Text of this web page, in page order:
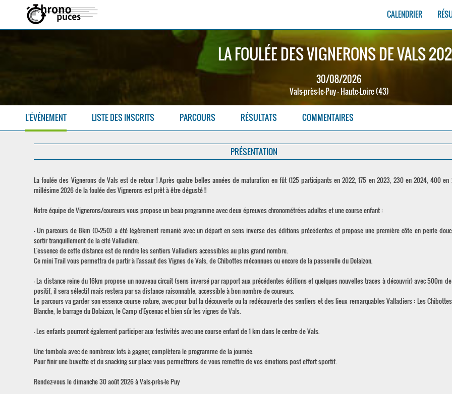
CALENDRIER
LA FOULÉE DES VIGNERONS DE VALS
30/08/2026
Vals-près-le-Puy - Haute-Loire (43)
L'ÉVÉNEMENT LISTE DES INSCRITS PARCOURS RÉSULTATS COMMENTAIRES
PRÉSENTATION
La foulée des Vignerons de Vals est de retour ! Après quatre belles années de maturation en fût (125 participants en 2022, 175 en 2023, 230 en 2024, 400 en
millésime 2026 de la foulée des Vignerons est prêt à être dégusté !!
Notre équipe de Vignerons/coureurs vous propose un beau programme avec deux épreuves chronométrées adultes et une course enfant :
- Un parcours de 8km (D+250) a été légèrement remanié avec un départ en sens inverse des éditions précédentes et propose une première côte en pente
sortir tranquillement de la cité Valladière.
L'essence de cette distance est de rendre les sentiers Valladiers accessibles au plus grand nombre.
Ce mini Trail vous permettra de partir à l'assaut des Vignes de Vals, de Chibottes méconnues ou encore de la passerelle du Dolaizon.
- La distance reine du 16km propose un nouveau circuit (sens inversé par rapport aux précédentes éditions et quelques nouvelles traces à découvrir) avec 500m
positif, il sera sélectif mais restera par sa distance raisonnable, accessible à bon nombre de coureurs.
Le parcours va garder son essence course nature, avec pour but la découverte ou la redécouverte des sentiers et des lieux remarquables Valladiers : Les
Blanche, le barrage du Dolaizon, le Camp d'Eycenac et bien sûr les vignes de Vals.
- Les enfants pourront également participer aux festivités avec une course enfant de 1 km dans le centre de Vals.
Une tombola avec de nombreux lots à gagner, complètera le programme de la journée.
Pour finir une buvette et du snacking sur place vous permettrons de vous remettre de vos émotions post effort sportif.
Rendez-vous le dimanche 30 août 2026 à Vals-près-le Puy